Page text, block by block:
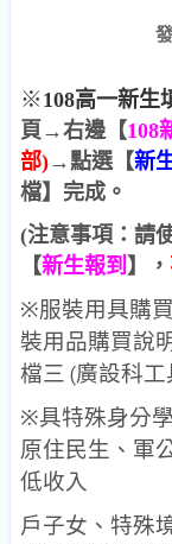
※ 108高一新生
頁→右邊【108
部)→ 點選【新
檔】完成。
(注意事項： 請
【新生報到 】，
※服裝用具購
裝用品購買說
檔三 (廣設科工
※具特殊身分
原住民生、軍
低收入
戶子女、特殊